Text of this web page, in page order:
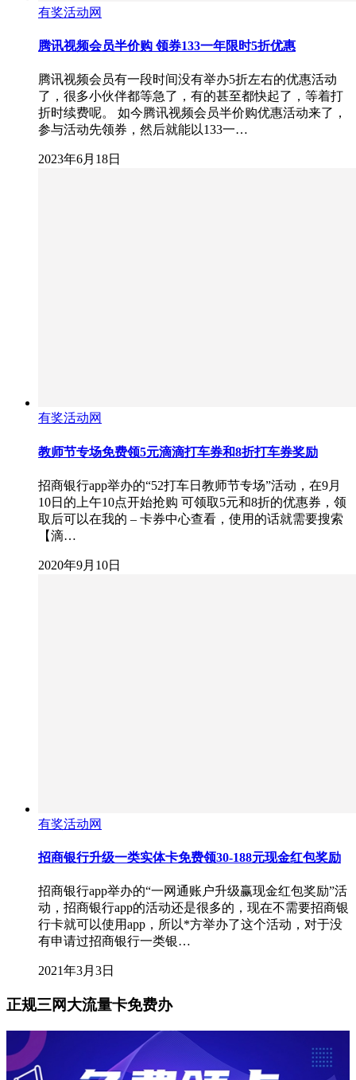
有奖活动网
腾讯视频会员半价购 领券133一年限时5折优惠
腾讯视频会员有一段时间没有举办5折左右的优惠活动
了，很多小伙伴都等急了，有的甚至都快起了，等着打
折时续费呢。 如今腾讯视频会员半价购优惠活动来了，
参与活动先领券，然后就能以133一…
2023年6月18日
有奖活动网
教师节专场免费领5元滴滴打车券和8折打车券奖励
招商银行app举办的“52打车日教师节专场”活动，在9月
10日的上午10点开始抢购 可领取5元和8折的优惠券，领
取后可以在我的 – 卡券中心查看，使用的话就需要搜索
【滴…
2020年9月10日
有奖活动网
招商银行升级一类实体卡免费领30-188元现金红包奖励
招商银行app举办的“一网通账户升级赢现金红包奖励”活
动，招商银行app的活动还是很多的，现在不需要招商银
行卡就可以使用app，所以*方举办了这个活动，对于没
有申请过招商银行一类银…
2021年3月3日
正规三网大流量卡免费办